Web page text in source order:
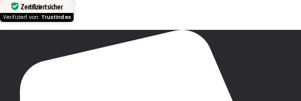
Zertifiziert sicher
Verifiziert von: Trustindex